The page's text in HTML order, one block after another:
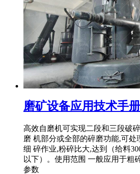
磨矿设备应用技术手册
高效自磨机可实现二段和三段破
磨 机部分或全部的碎磨功能,可处
细 碎作业,粉碎比大,达到（给料
以下）。使用范围 一般应用于粗
参数